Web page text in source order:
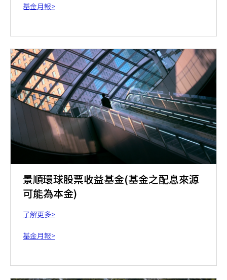
基金月報>
景順環球股票收益基金(基金之配息來源
可能為本金)
了解更多>
基金月報>